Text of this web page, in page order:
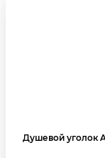
Душевой уголок